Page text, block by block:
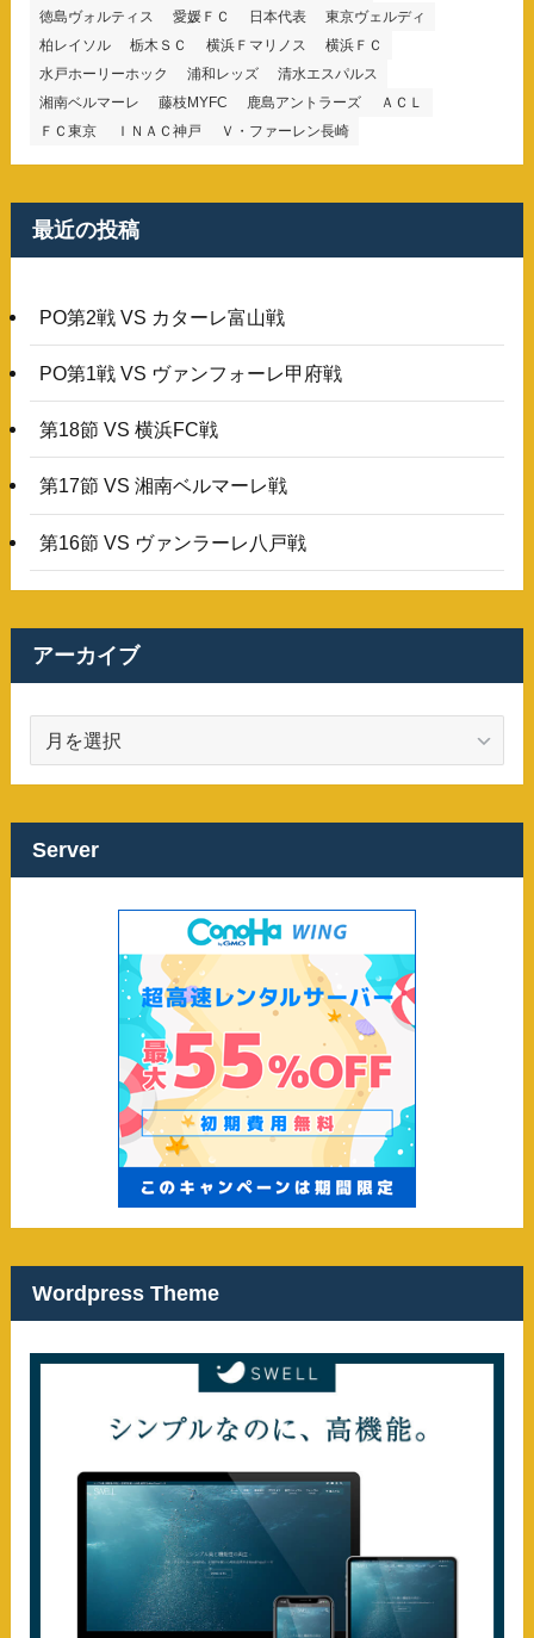
徳島ヴォルティス
愛媛ＦＣ 日本代表
東京ヴェルディ
柏レイソル
栃木ＳＣ 横浜Ｆマリノス
横浜ＦＣ
水戸ホーリーホック
浦和レッズ
清水エスパルス
湘南ベルマーレ
藤枝MYFC 鹿島アントラーズ
ＡＣＬ
ＦＣ東京
ＩＮＡＣ神戸 Ｖ・ファーレン長崎
最近の投稿
PO第2戦 VS カターレ富山戦
PO第1戦 VS ヴァンフォーレ甲府戦
第18節 VS 横浜FC戦
第17節 VS 湘南ベルマーレ戦
第16節 VS ヴァンラーレ八戸戦
アーカイブ
カ
イ
ブ
Server
Wordpress Theme